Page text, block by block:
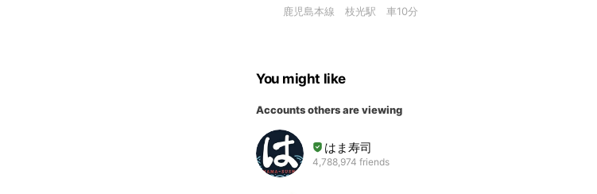
鹿児島本線 枝光駅 車10分
You might like
Accounts others are viewing
はま寿司
4,788,974 friends